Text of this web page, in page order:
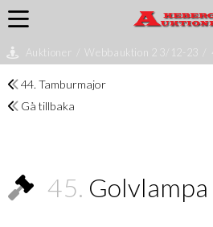
Auktioner Webbauktion 2 3/12-23
44. Tamburmajor
Gå tillbaka
45. Golvlampa